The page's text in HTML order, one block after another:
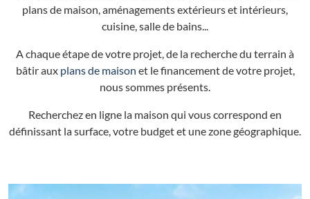
plans de maison, aménagements extérieurs et intérieurs,
cuisine, salle de bains...
A chaque étape de votre projet, de la recherche du terrain à
bâtir aux plans de maison et le financement de votre projet,
nous sommes présents.
Recherchez en ligne la maison qui vous correspond en
définissant la surface, votre budget et une zone géographique.